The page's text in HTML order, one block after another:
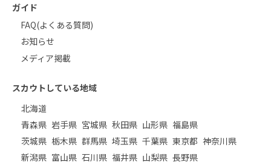
ガイド
FAQ(よくある質問)
お知らせ
メディア掲載
スカウトしている地域
北海道
青森県 岩手県 宮城県 秋田県 山形県 福島県
茨城県 栃木県 群馬県 埼玉県 千葉県 東京都 神奈川県
新潟県 富山県 石川県 福井県 山梨県 長野県